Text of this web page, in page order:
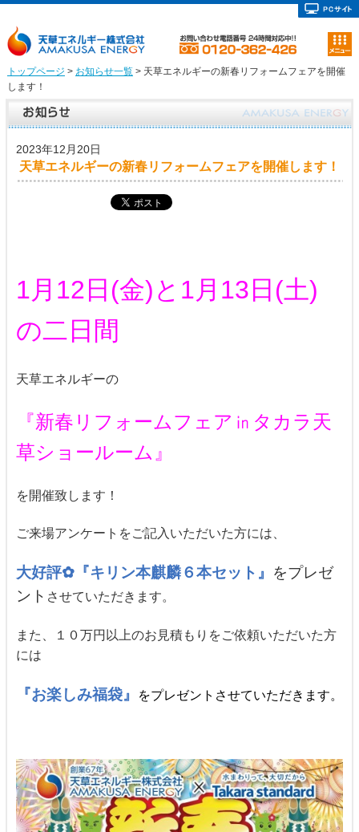
トップページ > お知らせ一覧> 天草エネルギーの新春リフォームフェアを開催
します！
2023年12月20日
天草エネルギーの新春リフォームフェアを開催します！
1月12日(金)と1月13日(土)
の二日間
天草エネルギーの
『新春リフォームフェア㏌タカラ天
草ショールーム』
を開催致します！
ご来場アンケートをご記入いただいた方には、
大好評✿『キリン本麒麟６本セット』
をプレゼ
ント させていただきます。
また、１０万円以上のお見積もりをご依頼いただいた方
には
『お楽しみ福袋』 をプレゼントさせていただきます。